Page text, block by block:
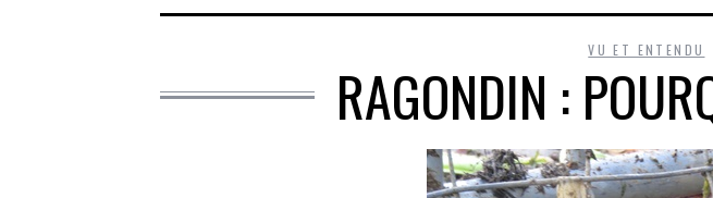
VU ET ENTENDU
RAGONDIN :